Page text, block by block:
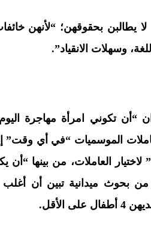
يطالبن بحقوقهن؛ “لأنهن
وسهلات الانقياد”.
تكوني امرأة مهاجرة
الموسميات “في أي
العاملات، من بينها “أن
بحوث ميدانية تبين أن أغلب